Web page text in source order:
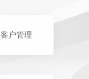
客户管理